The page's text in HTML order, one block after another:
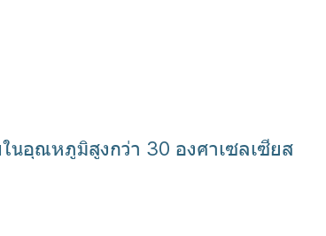
ในอุณหภูมิสูงกว่า 30 องศาเซลเซียส